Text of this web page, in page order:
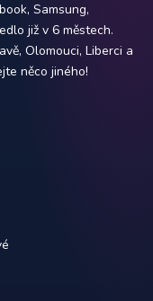
Samsung,
již v 6 městech.
Olomouci, Liberci a
něco jiného!